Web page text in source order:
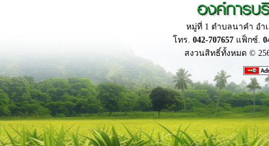
องค์การบ
หมู่ที่ 1 ตำบลนาคำ อำ
โทร. 042-707657 แฟ็กซ์.
สงวนสิทธิ์ทั้งหมด ©